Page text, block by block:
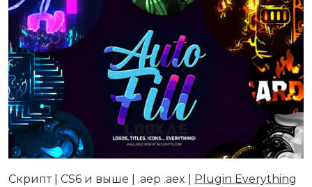
Скрипт | CS6 и выше | .aep .aex |
Plugin Everything